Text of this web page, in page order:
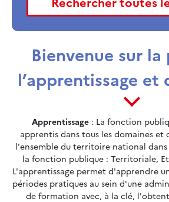
Bienvenue sur la
l’apprentissage et
Apprentissage : La fonction
apprentis dans tous les domaines et
l'ensemble du territoire national dans
la fonction publique : Territoriale,
L'apprentissage permet d'apprendre
périodes pratiques au sein d'une
de formation avec, à la clé,